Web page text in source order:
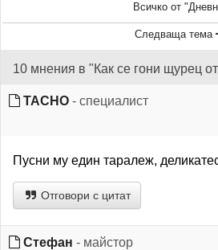
Всичко от
Следваща тема
10 мнения в "Как се гони щурец
TACHO - специалист
Пусни му един таралеж,
Отговори с цитат
Стефан - майстор